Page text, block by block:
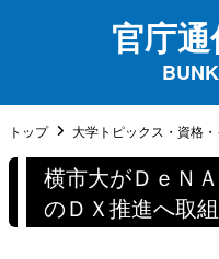
官庁
トップ 大学トピックス・資格・
横市大がＤｅＮ
のＤＸ推進へ取